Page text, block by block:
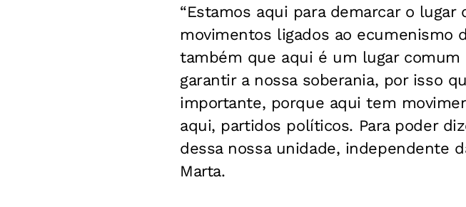
“Estamos aqui para demarcar o
movimentos ligados ao ecumenismo
também que aqui é um lugar
garantir a nossa soberania, por isso
importante, porque aqui tem
aqui, partidos políticos. Para poder
dessa nossa unidade, independente
Marta.